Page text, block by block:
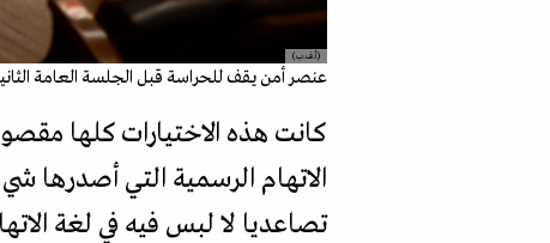
(أ.ف.ب)
عنصر أمن يقف للحراسة قبل الجلسة العامة الثانية
الاتهام الرسمية التي أصدرها
تصاعديا لا لبس فيه في لغة